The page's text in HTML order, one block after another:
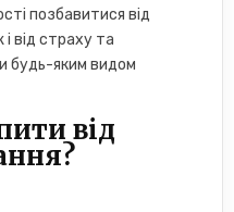
позбавитися від
від страху та
будь-яким видом
від